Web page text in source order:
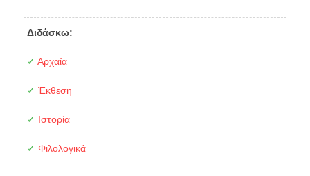
Διδάσκω:
✓ Αρχαία
✓ Έκθεση
✓ Ιστορία
✓ Φιλολογικά